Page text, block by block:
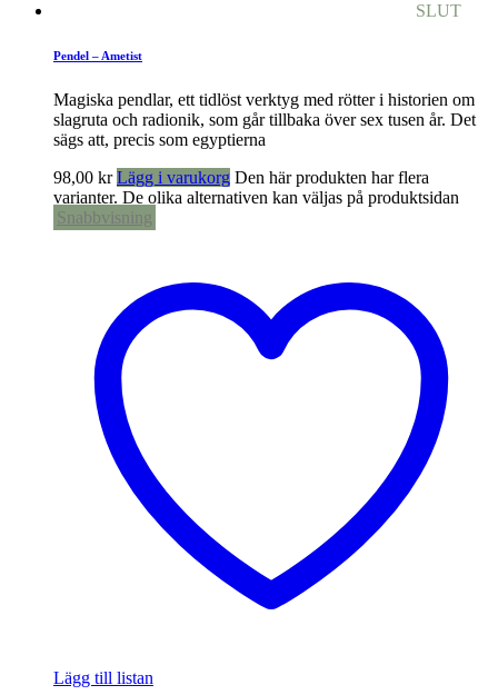
SLUT
Pendel – Ametist
Magiska pendlar, ett tidlöst verktyg med rötter i historien om
slagruta och radionik, som går tillbaka över sex tusen år. Det
sägs att, precis som egyptierna
98,00 kr Lägg i varukorg Den här produkten har flera
varianter. De olika alternativen kan väljas på produktsidan
Snabbvisning
Lägg till listan